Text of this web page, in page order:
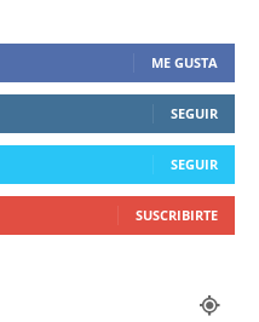
ME GUSTA
SEGUIR
SEGUIR
SUSCRIBIRTE